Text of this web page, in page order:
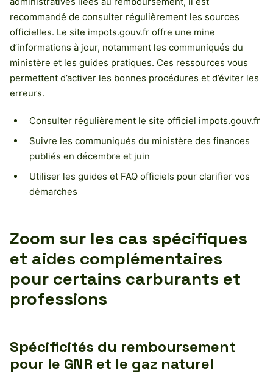
recommandé de consulter régulièrement les sources
officielles. Le site impots.gouv.fr offre une mine
d’informations à jour, notamment les communiqués du
ministère et les guides pratiques. Ces ressources vous
permettent d’activer les bonnes procédures et d’éviter les
erreurs.
Consulter régulièrement le site officiel impots.gouv.fr
Suivre les communiqués du ministère des finances
publiés en décembre et juin
Utiliser les guides et FAQ officiels pour clarifier vos
démarches
Zoom sur les cas spécifiques
et aides complémentaires
pour certains carburants et
professions
Spécificités du remboursement
pour le GNR et le gaz naturel